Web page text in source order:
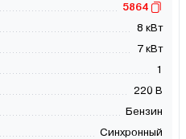
5864
8 кВт
7 кВт
1
220 В
Бензин
Синхронный